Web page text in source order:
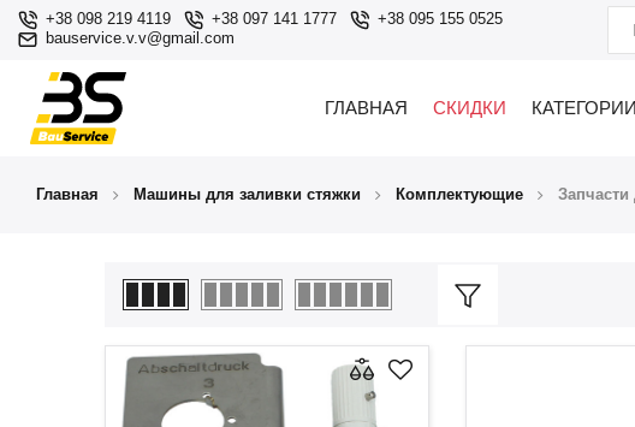
+38 098 219 4119 +38 097 141 1777
+38 095 155 0525
bauservice.v.v@gmail.com
ГЛАВНАЯ СКИДКИ КАТЕГОРИИ
Главная Машины для заливки стяжки Комплектующие